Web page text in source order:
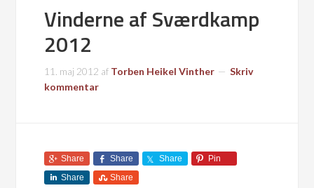
Vinderne af Sværdkamp
2012
11. maj 2012 af Torben Heikel Vinther
Skriv
kommentar
Share Share Share
Pin
Share
Share